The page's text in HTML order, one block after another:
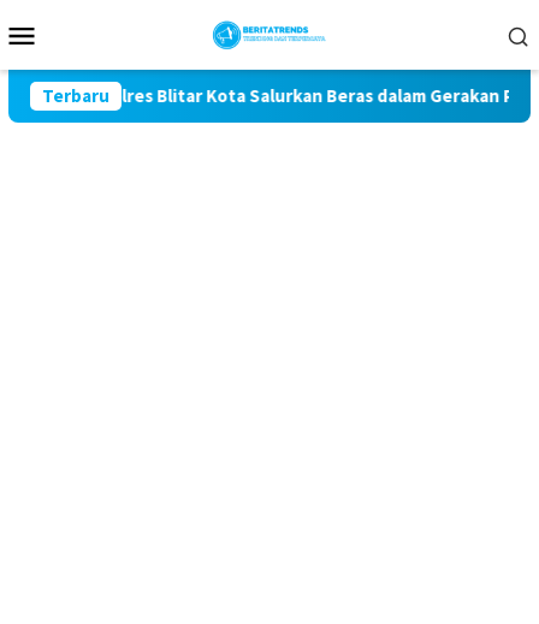
ke
Mobile
Terbaru
Polres Blitar Kota Salurkan Beras dalam Gerakan Pangan